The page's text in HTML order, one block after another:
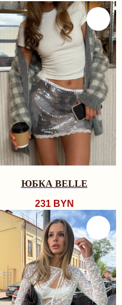
ЮБКА BELLE
231 BYN